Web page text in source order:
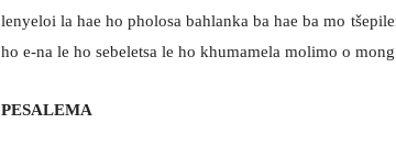
lenyeloi la hae ho pholosa bahlanka ba hae ba mo
ho e-na le ho sebeletsa le ho khumamela molimo o
PESALEMA